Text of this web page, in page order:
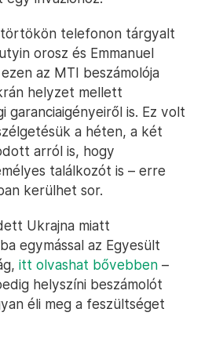
telefonon tárgyalt
orosz és Emmanuel
az MTI beszámolója
helyzet mellett
garanciaigényeiről is. Ez volt
a héten, a két
arról is, hogy
találkozót is – erre
kerülhet sor.
Ukrajna miatt
egymással az Egyesült
itt olvashat bővebben –
helyszíni beszámolót
éli meg a feszültséget